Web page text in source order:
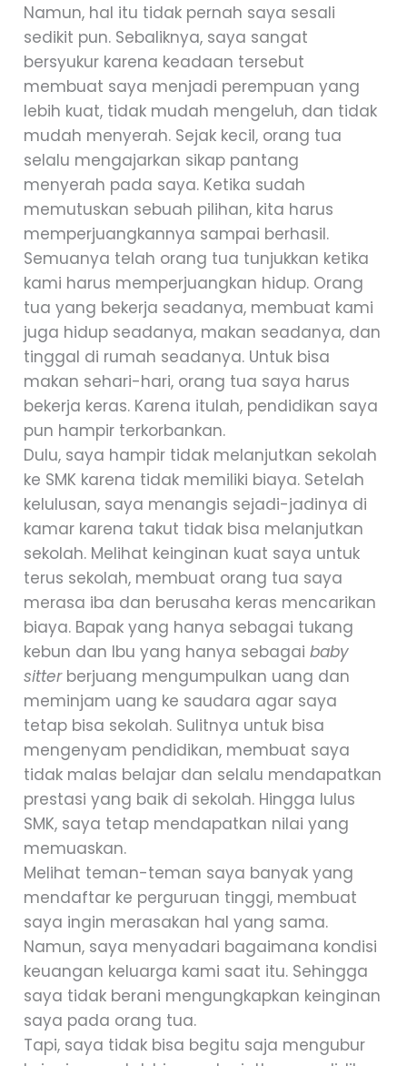
Namun, hal itu tidak pernah saya sesali
sedikit pun. Sebaliknya, saya sangat
bersyukur karena keadaan tersebut
membuat saya menjadi perempuan yang
lebih kuat, tidak mudah mengeluh, dan tidak
mudah menyerah. Sejak kecil, orang tua
selalu mengajarkan sikap pantang
menyerah pada saya. Ketika sudah
memutuskan sebuah pilihan, kita harus
memperjuangkannya sampai berhasil.
Semuanya telah orang tua tunjukkan ketika
kami harus memperjuangkan hidup. Orang
tua yang bekerja seadanya, membuat kami
juga hidup seadanya, makan seadanya, dan
tinggal di rumah seadanya. Untuk bisa
makan sehari-hari, orang tua saya harus
bekerja keras. Karena itulah, pendidikan saya
pun hampir terkorbankan.
Dulu, saya hampir tidak melanjutkan sekolah
ke SMK karena tidak memiliki biaya. Setelah
kelulusan, saya menangis sejadi-jadinya di
kamar karena takut tidak bisa melanjutkan
sekolah. Melihat keinginan kuat saya untuk
terus sekolah, membuat orang tua saya
merasa iba dan berusaha keras mencarikan
biaya. Bapak yang hanya sebagai tukang
kebun dan Ibu yang hanya sebagaibaby
sitterberjuang mengumpulkan uang dan
meminjam uang ke saudara agar saya
tetap bisa sekolah. Sulitnya untuk bisa
mengenyam pendidikan, membuat saya
tidak malas belajar dan selalu mendapatkan
prestasi yang baik di sekolah. Hingga lulus
SMK, saya tetap mendapatkan nilai yang
memuaskan.
Melihat teman-teman saya banyak yang
mendaftar ke perguruan tinggi, membuat
saya ingin merasakan hal yang sama.
Namun, saya menyadari bagaimana kondisi
keuangan keluarga kami saat itu. Sehingga
saya tidak berani mengungkapkan keinginan
saya pada orang tua.
Tapi, saya tidak bisa begitu saja mengubur